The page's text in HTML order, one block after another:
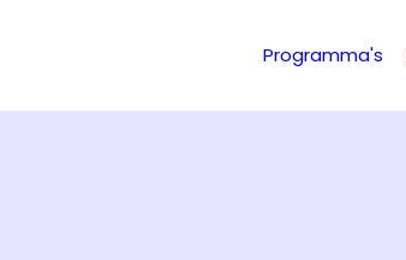
Programma's